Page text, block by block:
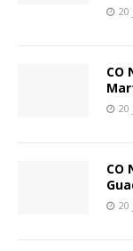
20
CO
20
CO
20